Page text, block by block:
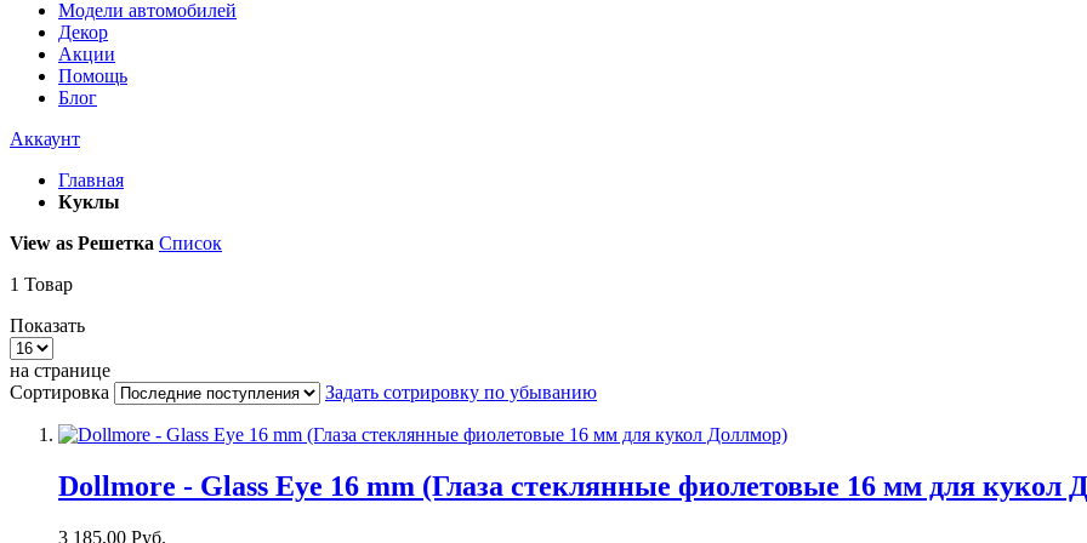
Модели автомобилей
Декор
Акции
Помощь
Блог
Аккаунт
Главная
Куклы
View as Решетка Список
1 Товар
Показать
на странице
Сортировка
Задать сотрировку по убыванию
Dollmore - Glass Eye 16 mm (Глаза стеклянные фиолетовые 16 мм для кукол
3 185,00 Руб.